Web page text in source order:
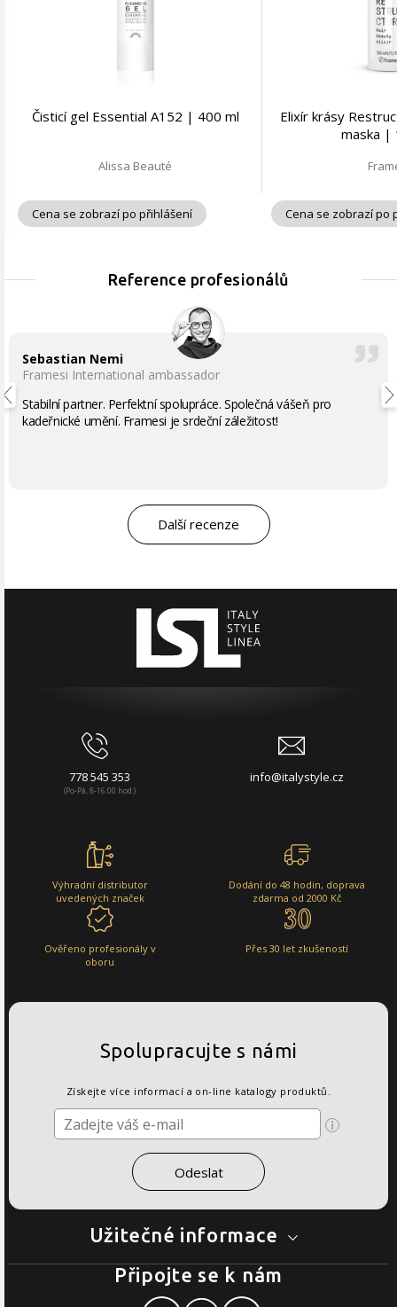
Čisticí gel Essential A152 | 400 ml
Alissa Beauté
Cena se zobrazí po přihlášení
Elixír krásy
maska |
Cena se zobrazí po
Reference profesionálů
Sebastian Nemi
Framesi International ambassador
Stabilní partner. Perfektní spolupráce. Společná vášeň pro
kadeřnické umění. Framesi je srdeční záležitost!
Další recenze
778 545 353
(Po-Pá, 8-16:00 hod.)
info@italystyle.cz
Výhradní distributor
uvedených značek
Dodání do 48 hodin, doprava
zdarma od 2000 Kč
Ověřeno profesionály v
oboru
Přes 30 let zkušeností
Užitečné informace
Spolupracujte s námi
Získejte více informací a on-line katalogy produktů.
Připojte se k nám